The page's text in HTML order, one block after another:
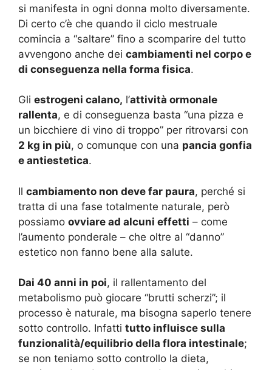
si manifesta in ogni donna molto diversamente.
Di certo c’è che quando il ciclo mestruale
comincia a “saltare” fino a scomparire del tutto
avvengono anche dei cambiamenti nel corpo e
di conseguenza nella forma fisica.
Gli estrogeni calano, l’attività ormonale
rallenta, e di conseguenza basta “una pizza e
un bicchiere di vino di troppo” per ritrovarsi con
2 kg in più, o comunque con una pancia gonfia
e antiestetica.
Il cambiamento non deve far paura, perché si
tratta di una fase totalmente naturale, però
possiamo ovviare ad alcuni effetti – come
l’aumento ponderale – che oltre al “danno”
estetico non fanno bene alla salute.
Dai 40 anni in poi, il rallentamento del
metabolismo può giocare “brutti scherzi”; il
processo è naturale, ma bisogna saperlo tenere
sotto controllo. Infatti tutto influisce sulla
funzionalità/equilibrio della flora intestinale;
se non teniamo sotto controllo la dieta,